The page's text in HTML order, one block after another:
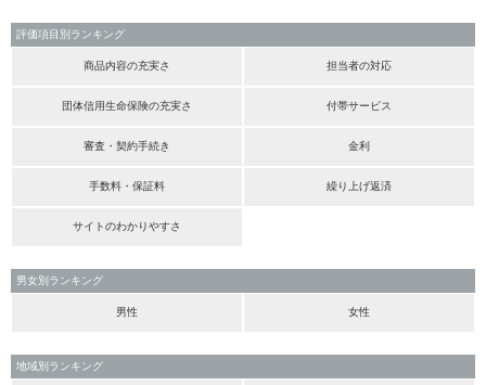
評価項目別ランキング
商品内容の充実さ 担当者の対応
団体信用生命保険の充実さ 付帯サービス
審査・契約手続き 金利
手数料・保証料 繰り上げ返済
サイトのわかりやすさ
男女別ランキング
男性 女性
地域別ランキング